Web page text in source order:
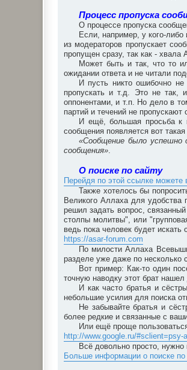
Процесс пропуска
О процессе пропуска
Если, например, у кого-либо
из модераторов пропускает
пропущен сразу, так как -
Может быть и так, что то
ожидании ответа и не читали
И пусть никто ошибочно
пропускать и т.д. Это не так,
оппонентами, и т.п. Но дело в
партий и течений не
И ещё, большая просьба к
сообщения появляется вот
«Сообщение было успешно
сообщения»
О поиске по сайту
Перейдя по этой ссылке можете
Также хотелось бы
Великого Аллаха для
решил задать вопрос,
столпы молитвы", или
ведь пока человек будет
https://asar-forum.com
По милости Аллаха
разделе уже даже по несколько
Вот пример: Как-то один
точную наводку этот брат
И как часто братья и
небольшие усилия для поиска
Не забывайте братья и
более редкие и связанные с
Или ещё проще
http://www.google.ru/
Всё довольно просто,
Больше информации о поиске по